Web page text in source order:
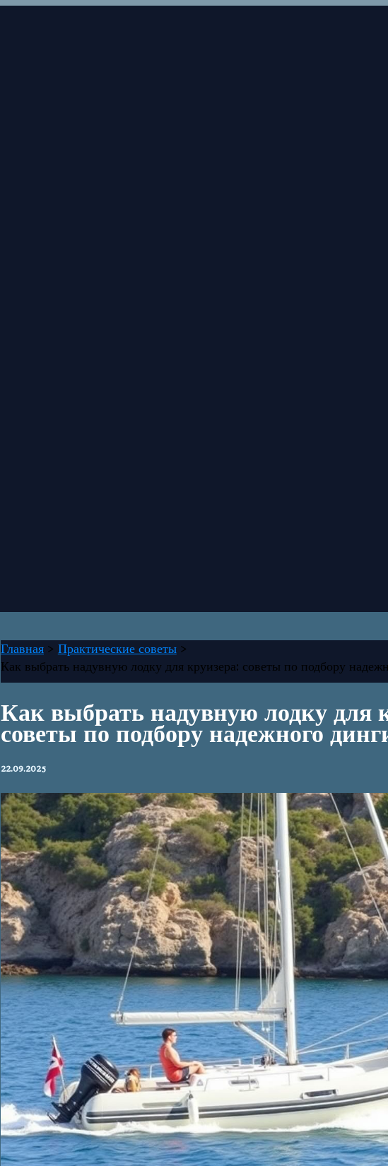
Главная
Практические советы
Как выбрать надувную лодку для круизера: советы по подбору
Как выбрать надувную лодку для
советы по подбору надежного
22.09.2025